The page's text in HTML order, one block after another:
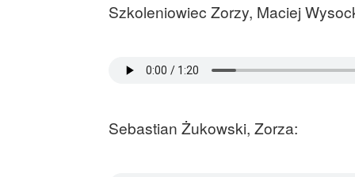
Szkoleniowiec Zorzy, Maciej
Sebastian Żukowski, Zorza: